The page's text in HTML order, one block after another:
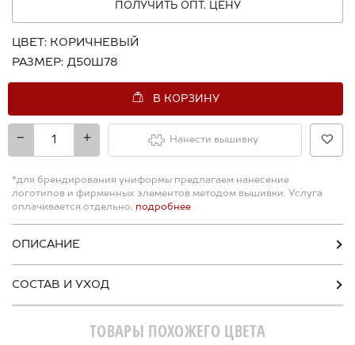
ПОЛУЧИТЬ ОПТ. ЦЕНУ
ЦВЕТ: КОРИЧНЕВЫЙ
РАЗМЕР: Д50Ш78
+
-
В КОРЗИНУ
Нанести вышивку
*для брендирования униформы предлагаем нанесение
логотипов и фирменных элементов методом вышивки. Услуга
оплачивается отдельно, подробнее
ОПИСАНИЕ
СОСТАВ И УХОД
ТОВАРЫ ПОХОЖЕГО ЦВЕТА